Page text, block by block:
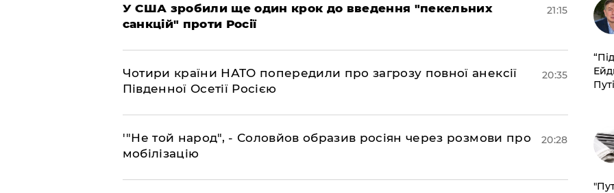
​У США зробили ще один крок до введення "пекельних
санкцій" проти Росії
21:15
​Чотири країни НАТО попередили про загрозу повної анексії
Південної Осетії Росією
20:35
​'"Не той народ", - Соловйов образив росіян через розмови про
мобілізацію
20:28